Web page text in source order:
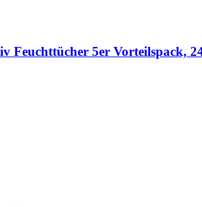
Feuchttücher 5er Vorteilspack,